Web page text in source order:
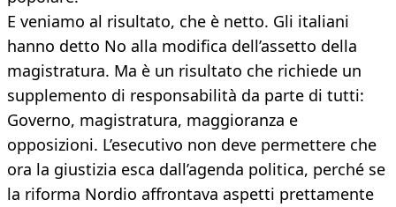
E veniamo al risultato, che è netto. Gli italiani
hanno detto No alla modifica dell’assetto della
magistratura. Ma è un risultato che richiede un
supplemento di responsabilità da parte di tutti:
Governo, magistratura, maggioranza e
opposizioni. L’esecutivo non deve permettere che
ora la giustizia esca dall’agenda politica, perché se
la riforma Nordio affrontava aspetti prettamente